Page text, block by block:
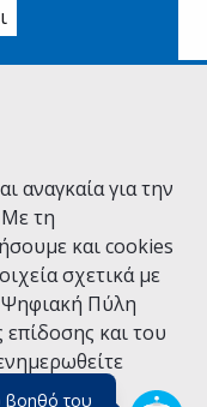
βοηθό του
αναγκαία για την
Με τη
και cookies
σχετικά με
Ψηφιακή Πύλη
και του